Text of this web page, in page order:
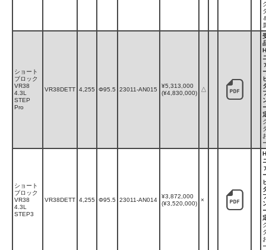
ショート
ブロック
VR38
4.3L
STEP
Pro
VR38DETT 4,255 Φ95.5 23011-AN015
¥5,313,000
(¥4,830,000)
△
ショート
ブロック
VR38
4.3L
STEP3
VR38DETT 4,255 Φ95.5 23011-AN014
¥3,872,000
(¥3,520,000)
×